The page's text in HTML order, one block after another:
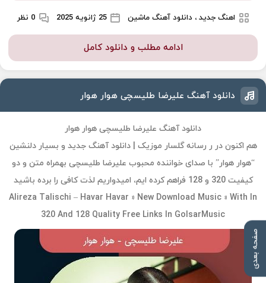
صفحه بعدی
اهنگ جدید ، دانلود آهنگ ماشین 25 ژانویه 2025 0 نظر
ادامه مطلب و دانلود کامل
دانلود آهنگ علیرضا طلیسچی هوار هوار
دانلود آهنگ علیرضا طلیسچی هوار هوار
هم اکنون در ر رسانه گلسار موزیک | دانلود آهنگ جدید و بسیار دلنشین
“هوار هوار” با صدای خواننده محبوب علیرضا طلیسچی بهمراه متن و دو
کیفیت 320 و 128 فراهم کرده ایم، امیدواریم لذت کافی را برده باشید
Alireza Talischi – Havar Havar » New Download Music » With In
320 And 128 Quality Free Links In GolsarMusic